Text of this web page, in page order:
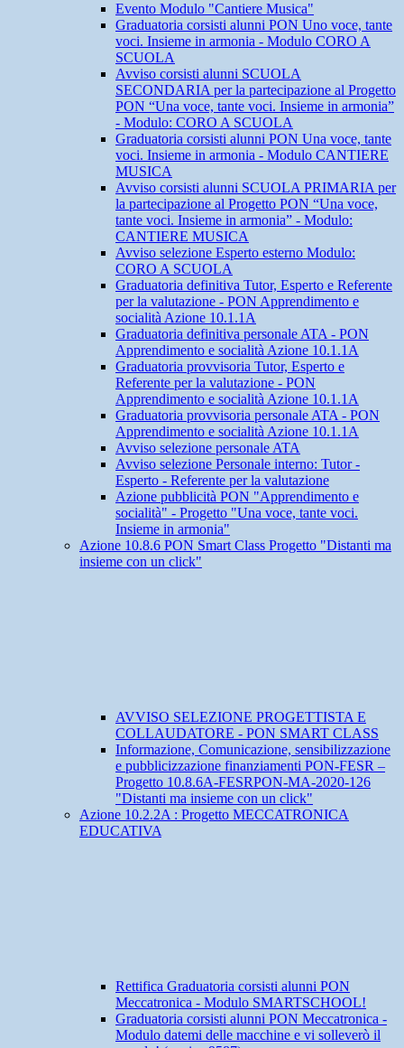
Evento Modulo "Cantiere Musica"
Graduatoria corsisti alunni PON Uno voce, tante
voci. Insieme in armonia - Modulo CORO A
SCUOLA
Avviso corsisti alunni SCUOLA
SECONDARIA per la partecipazione al Progetto
PON “Una voce, tante voci. Insieme in armonia”
- Modulo: CORO A SCUOLA
Graduatoria corsisti alunni PON Una voce, tante
voci. Insieme in armonia - Modulo CANTIERE
MUSICA
Avviso corsisti alunni SCUOLA PRIMARIA per
la partecipazione al Progetto PON “Una voce,
tante voci. Insieme in armonia” - Modulo:
CANTIERE MUSICA
Avviso selezione Esperto esterno Modulo:
CORO A SCUOLA
Graduatoria definitiva Tutor, Esperto e Referente
per la valutazione - PON Apprendimento e
socialità Azione 10.1.1A
Graduatoria definitiva personale ATA - PON
Apprendimento e socialità Azione 10.1.1A
Graduatoria provvisoria Tutor, Esperto e
Referente per la valutazione - PON
Apprendimento e socialità Azione 10.1.1A
Graduatoria provvisoria personale ATA - PON
Apprendimento e socialità Azione 10.1.1A
Avviso selezione personale ATA
Avviso selezione Personale interno: Tutor -
Esperto - Referente per la valutazione
Azione pubblicità PON "Apprendimento e
socialità" - Progetto "Una voce, tante voci.
Insieme in armonia"
Azione 10.8.6 PON Smart Class Progetto "Distanti ma
insieme con un click"
AVVISO SELEZIONE PROGETTISTA E
COLLAUDATORE - PON SMART CLASS
Informazione, Comunicazione, sensibilizzazione
e pubblicizzazione finanziamenti PON-FESR –
Progetto 10.8.6A-FESRPON-MA-2020-126
"Distanti ma insieme con un click"
Azione 10.2.2A : Progetto MECCATRONICA
EDUCATIVA
Rettifica Graduatoria corsisti alunni PON
Meccatronica - Modulo SMARTSCHOOL!
Graduatoria corsisti alunni PON Meccatronica -
Modulo datemi delle macchine e vi solleverò il